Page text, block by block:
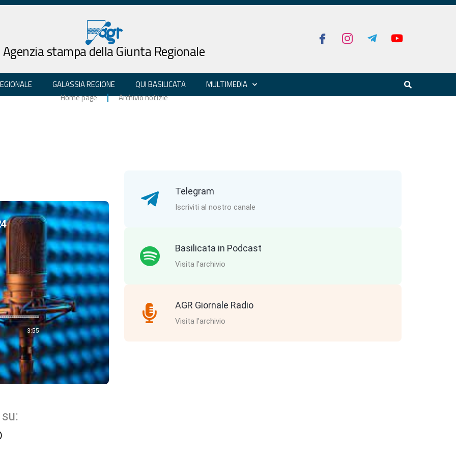
Agenzia stampa della Giunta Regionale
GALASSIA REGIONE QUI BASILICATA
MULTIMEDIA
Home page
Archivio notizie
3:55
Telegram
Iscriviti al nostro canale
Basilicata in Podcast
Visita l'archivio
AGR Giornale Radio
Visita l'archivio